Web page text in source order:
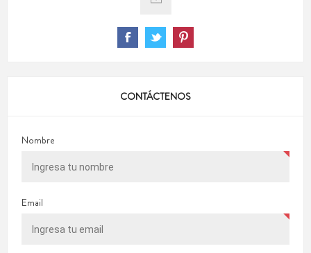
CONTÁCTENOS
Nombre
Email